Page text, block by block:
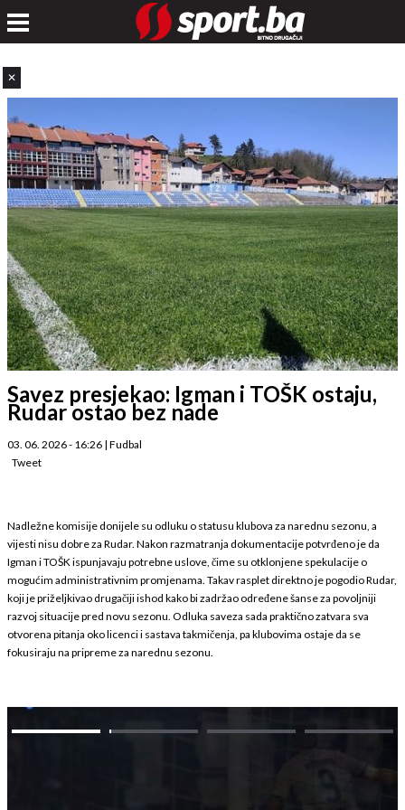
✕
Savez presjekao: Igman i TOŠK ostaju,
Rudar ostao bez nade
03. 06. 2026 - 16:26 | Fudbal
Tweet
Nadležne komisije donijele su odluku o statusu klubova za narednu sezonu, a
vijesti nisu dobre za Rudar. Nakon razmatranja dokumentacije potvrđeno je da
Igman i TOŠK ispunjavaju potrebne uslove, čime su otklonjene spekulacije o
mogućim administrativnim promjenama. Takav rasplet direktno je pogodio Rudar,
koji je priželjkivao drugačiji ishod kako bi zadržao određene šanse za povoljniji
razvoj situacije pred novu sezonu. Odluka saveza sada praktično zatvara sva
otvorena pitanja oko licenci i sastava takmičenja, pa klubovima ostaje da se
fokusiraju na pripreme za narednu sezonu.